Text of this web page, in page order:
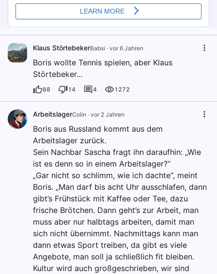
Klaus StörtebekerBabsi · vor 6 Jahren
Boris wollte Tennis spielen, aber Klaus
Störtebeker...
88 14 4 1272
ArbeitslagerColin · vor 2 Jahren
Boris aus Russland kommt aus dem
Arbeitslager zurück.
Sein Nachbar Sascha fragt ihn daraufhin: „Wie
ist es denn so in einem Arbeitslager?“
„Gar nicht so schlimm, wie ich dachte“, meint
Boris. „Man darf bis acht Uhr ausschlafen, dann
gibt’s Frühstück mit Kaffee oder Tee, dazu
frische Brötchen. Dann geht’s zur Arbeit, man
muss aber nur halbtags arbeiten, damit man
sich nicht übernimmt. Nachmittags kann man
dann etwas Sport treiben, da gibt es viele
Angebote, man soll ja schließlich fit bleiben.
Kultur wird auch großgeschrieben, wir sind